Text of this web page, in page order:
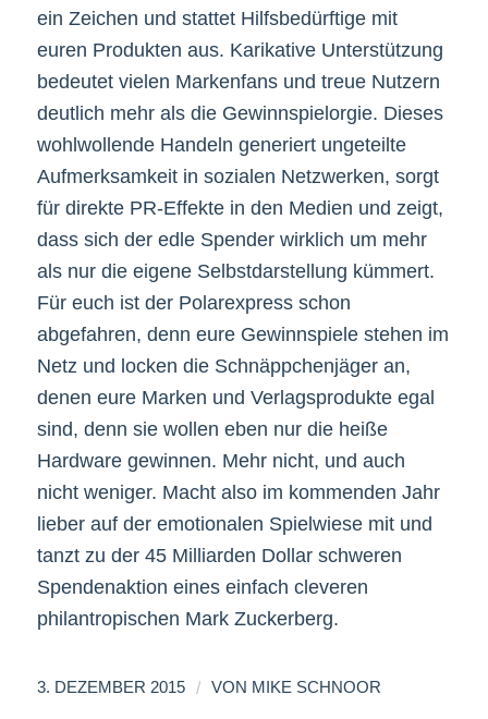
ein Zeichen und stattet Hilfsbedürftige mit
euren Produkten aus. Karikative Unterstützung
bedeutet vielen Markenfans und treue Nutzern
deutlich mehr als die Gewinnspielorgie. Dieses
wohlwollende Handeln generiert ungeteilte
Aufmerksamkeit in sozialen Netzwerken, sorgt
für direkte PR-Effekte in den Medien und zeigt,
dass sich der edle Spender wirklich um mehr
als nur die eigene Selbstdarstellung kümmert.
Für euch ist der Polarexpress schon
abgefahren, denn eure Gewinnspiele stehen im
Netz und locken die Schnäppchenjäger an,
denen eure Marken und Verlagsprodukte egal
sind, denn sie wollen eben nur die heiße
Hardware gewinnen. Mehr nicht, und auch
nicht weniger. Macht also im kommenden Jahr
lieber auf der emotionalen Spielwiese mit und
tanzt zu der 45 Milliarden Dollar schweren
Spendenaktion eines einfach cleveren
philantropischen Mark Zuckerberg.
3. DEZEMBER 2015 / VON MIKE SCHNOOR